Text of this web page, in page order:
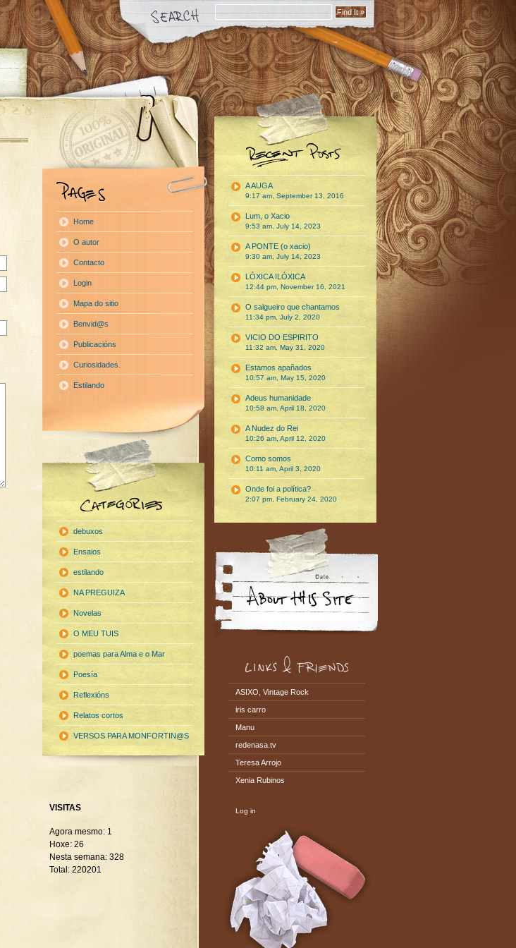
Home
O autor
Contacto
Login
Mapa do sitio
Benvid@s
Publicacións
Curiosidades.
Estilando
debuxos
Ensaios
estilando
NA PREGUIZA
Novelas
O MEU TUIS
poemas para Alma e o Mar
Poesía
Reflexións
Relatos cortos
VERSOS PARA MONFORTIN@S
VISITAS
Agora mesmo: 1
Hoxe: 26
Nesta semana: 328
Total: 220201
A AUGA
9:17 am, September 13, 2016
Lum, o Xacio
9:53 am, July 14, 2023
A PONTE (o xacio)
9:30 am, July 14, 2023
LÓXICA ILÓXICA
12:44 pm, November 16, 2021
O salgueiro que chantamos
11:34 pm, July 2, 2020
VICIO DO ESPIRITO
11:32 am, May 31, 2020
Estamos apañados
10:57 am, May 15, 2020
Adeus humanidade
10:58 am, April 18, 2020
A Nudez do Rei
10:26 am, April 12, 2020
Como somos
10:11 am, April 3, 2020
Onde foi a política?
2:07 pm, February 24, 2020
ASIXO, Vintage Rock
iris carro
Manu
redenasa.tv
Teresa Arrojo
Xenia Rubinos
Log in